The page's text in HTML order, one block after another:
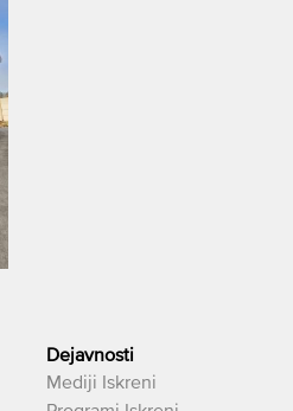
Dejavnosti
Mediji Iskreni